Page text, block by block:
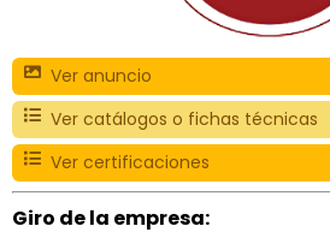
Ver anuncio
Ver catálogos o fichas técnicas
Ver certificaciones
Giro de la empresa: